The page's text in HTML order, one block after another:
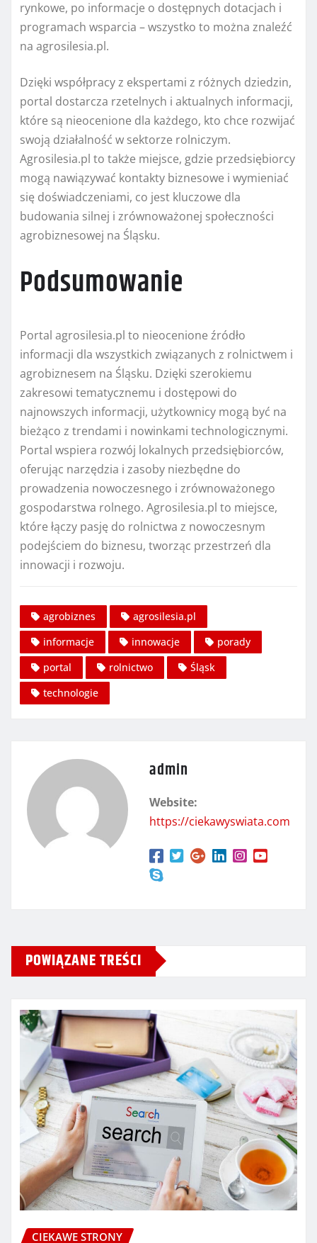
rynkowe, po informacje o dostępnych dotacjach i
programach wsparcia – wszystko to można znaleźć
na agrosilesia.pl.
Dzięki współpracy z ekspertami z różnych dziedzin,
portal dostarcza rzetelnych i aktualnych informacji,
które są nieocenione dla każdego, kto chce rozwijać
swoją działalność w sektorze rolniczym.
Agrosilesia.pl to także miejsce, gdzie przedsiębiorcy
mogą nawiązywać kontakty biznesowe i wymieniać
się doświadczeniami, co jest kluczowe dla
budowania silnej i zrównoważonej społeczności
agrobiznesowej na Śląsku.
Podsumowanie
Portal agrosilesia.pl to nieocenione źródło
informacji dla wszystkich związanych z rolnictwem i
agrobiznesem na Śląsku. Dzięki szerokiemu
zakresowi tematycznemu i dostępowi do
najnowszych informacji, użytkownicy mogą być na
bieżąco z trendami i nowinkami technologicznymi.
Portal wspiera rozwój lokalnych przedsiębiorców,
oferując narzędzia i zasoby niezbędne do
prowadzenia nowoczesnego i zrównoważonego
gospodarstwa rolnego. Agrosilesia.pl to miejsce,
które łączy pasję do rolnictwa z nowoczesnym
podejściem do biznesu, tworząc przestrzeń dla
innowacji i rozwoju.
agrobiznes
agrosilesia.pl
informacje
innowacje
porady
portal
rolnictwo
Śląsk
technologie
admin
Website:
https://ciekawyswiata.com
POWIĄZANE TREŚCI
CIEKAWE STRONY